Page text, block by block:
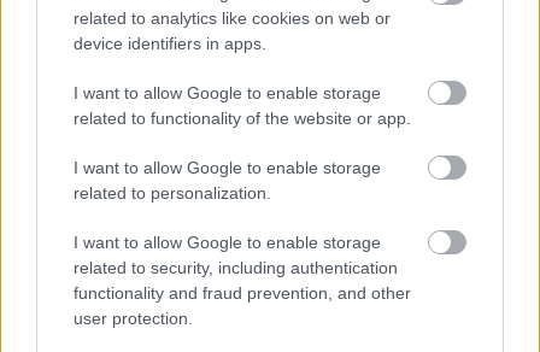
related to analytics like cookies on web or
device identifiers in apps.
I want to allow Google to enable storage
related to functionality of the website or app.
I want to allow Google to enable storage
related to personalization.
I want to allow Google to enable storage
related to security, including authentication
functionality and fraud prevention, and other
user protection.